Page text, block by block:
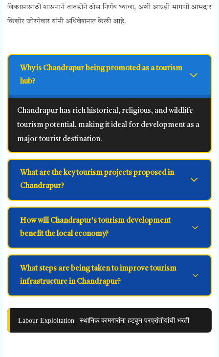
विकासासाठी शासनाने तातडीने ठोस निर्णय घ्यावा, अशी आग्रही मागणी आमदार
किशोर जोरगेवार यांनी अधिवेशनात केली आहे.
Why is Chandrapur being promoted as a tourism
hub?
Chandrapur has rich historical, religious, and wildlife
tourism potential, making it ideal for development as a
major tourist destination.
What are the key tourism projects proposed in
Chandrapur?
How will Chandrapur's tourism development
benefit the local economy?
What steps are being taken to improve tourism
infrastructure in Chandrapur?
Labour Exploitation | स्थानिक कामगारांना हटवून परप्रांतीयांची भरती